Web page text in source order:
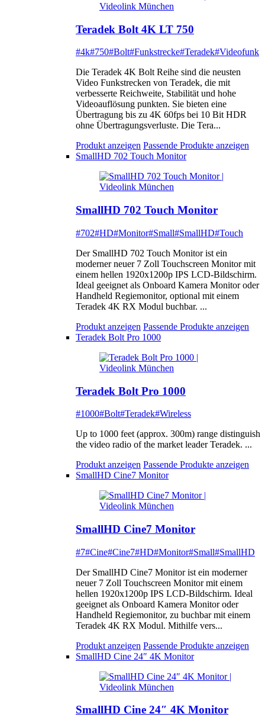
Teradek Bolt 4K LT 750
#4k#750#Bolt#Funkstrecke#Teradek#Videofunk
Die Teradek 4K Bolt Reihe sind die neusten
Video Funkstrecken von Teradek, die mit
verbesserte Reichweite, Stabilität und hohe
Videoauflösung punkten. Sie bieten eine
Übertragung bis zu 4K 60fps bei 10 Bit HDR
ohne Übertragungsverluste. Die Tera...
Produkt anzeigen Passende Produkte anzeigen
SmallHD 702 Touch Monitor
SmallHD 702 Touch Monitor
#702#HD#Monitor#Small#SmallHD#Touch
Der SmallHD 702 Touch Monitor ist ein
moderner neuer 7 Zoll Touchscreen Monitor mit
einem hellen 1920x1200p IPS LCD-Bildschirm.
Ideal geeignet als Onboard Kamera Monitor oder
Handheld Regiemonitor, optional mit einem
Teradek 4K RX Modul buchbar. ...
Produkt anzeigen Passende Produkte anzeigen
Teradek Bolt Pro 1000
Teradek Bolt Pro 1000
#1000#Bolt#Teradek#Wireless
Up to 1000 feet (approx. 300m) range distinguish
the video radio of the market leader Teradek. ...
Produkt anzeigen Passende Produkte anzeigen
SmallHD Cine7 Monitor
SmallHD Cine7 Monitor
#7#Cine#Cine7#HD#Monitor#Small#SmallHD
Der SmallHD Cine7 Monitor ist ein moderner
neuer 7 Zoll Touchscreen Monitor mit einem
hellen 1920x1200p IPS LCD-Bildschirm. Ideal
geeignet als Onboard Kamera Monitor oder
Handheld Regiemonitor, zu buchbar mit einem
Teradek 4K RX Modul. Mithilfe vers...
Produkt anzeigen Passende Produkte anzeigen
SmallHD Cine 24″ 4K Monitor
SmallHD Cine 24″ 4K Monitor